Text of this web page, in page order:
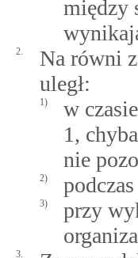
między
2.
Na równi
uległ:
1)
w
1,
nie
2)
3)
przy
3.